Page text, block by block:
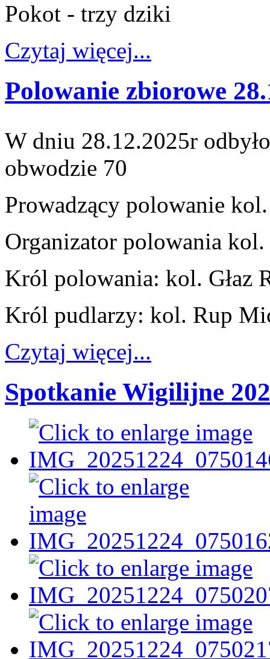
Pokot - trzy dziki
Czytaj więcej...
Polowanie zbiorowe
W dniu 28.12.2025r
obwodzie 70
Prowadzący polowanie
Organizator polowania kol.
Król polowania: kol. Głaz
Król pudlarzy: kol. Rup
Czytaj więcej...
Spotkanie Wigilijne